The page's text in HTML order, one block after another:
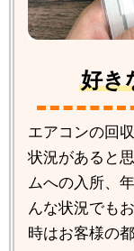
好き
エアコンの回
状況があると
ムへの入所、
んな状況でも
時はお客様の